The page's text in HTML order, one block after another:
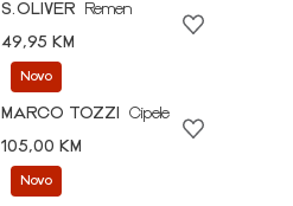
S.OLIVER
Remen
49,95 KM
Novo
MARCO TOZZI
Cipele
105,00 KM
Novo